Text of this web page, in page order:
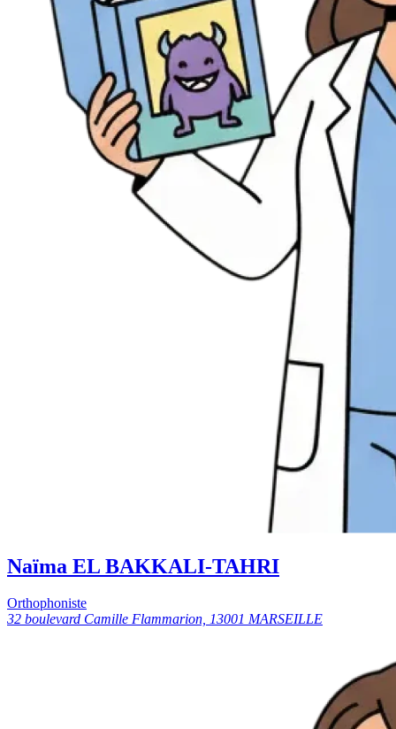
Naïma EL BAKKALI-TAHRI
Orthophoniste
32 boulevard Camille Flammarion, 13001 MARSEILLE